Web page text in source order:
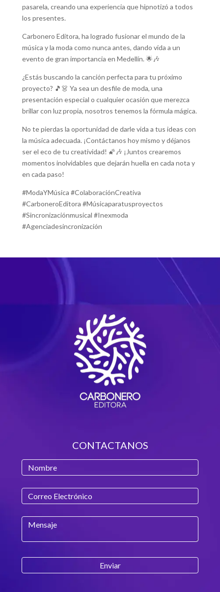
pasarela, creando una experiencia que hipnotizó a todos
los presentes.
Carbonero Editora, ha logrado fusionar el mundo de la
música y la moda como nunca antes, dando vida a un
evento de gran importancia en Medellín. 🌟🎶
¿Estás buscando la canción perfecta para tu próximo
proyecto? 🎵👗 Ya sea un desfile de moda, una
presentación especial o cualquier ocasión que merezca
brillar con luz propia, nosotros tenemos la fórmula mágica.
No te pierdas la oportunidad de darle vida a tus ideas con
la música adecuada. ¡Contáctanos hoy mismo y déjanos
ser el eco de tu creatividad! 🌠🎶 ¡Juntos crearemos
momentos inolvidables que dejarán huella en cada nota y
en cada paso!
#ModaYMúsica #ColaboraciónCreativa
#CarboneroEditora #Músicaparatusproyectos
#Sincronizaciónmusical #Inexmoda
#Agenciadesincronización
CONTACTANOS